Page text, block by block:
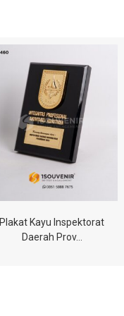
Plakat Kayu Inspektorat
Daerah Prov…